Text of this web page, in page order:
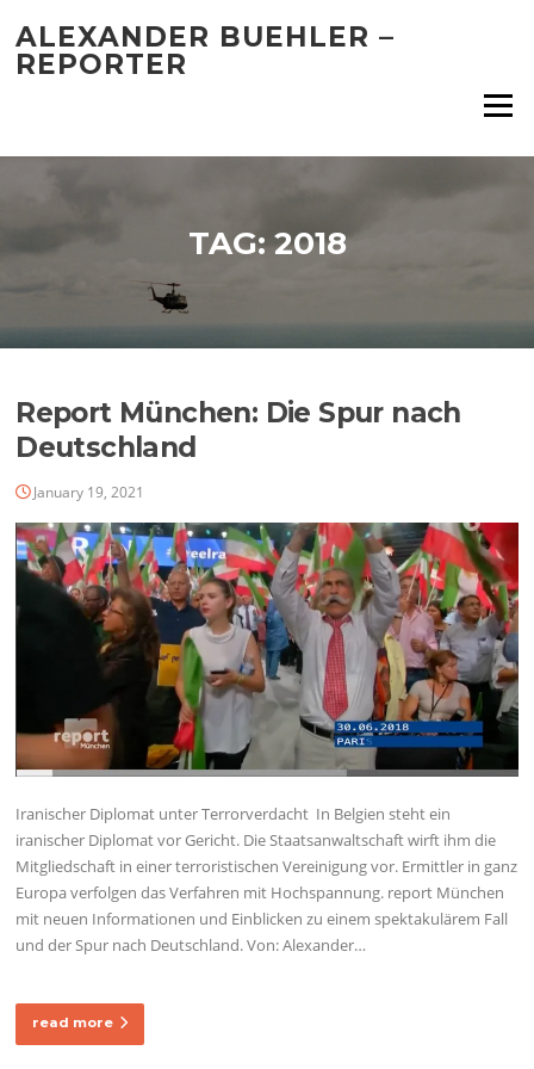
content
ALEXANDER BUEHLER –
REPORTER
Menu
TAG:2018
Report München: Die Spur nach
Deutschland
January 19, 2021
Iranischer Diplomat unter Terrorverdacht In Belgien steht ein
iranischer Diplomat vor Gericht. Die Staatsanwaltschaft wirft ihm die
Mitgliedschaft in einer terroristischen Vereinigung vor. Ermittler in ganz
Europa verfolgen das Verfahren mit Hochspannung. report München
mit neuen Informationen und Einblicken zu einem spektakulärem Fall
und der Spur nach Deutschland. Von: Alexander…
read more